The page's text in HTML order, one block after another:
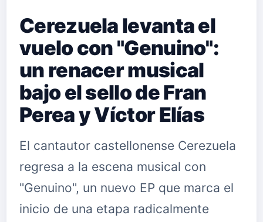
Cerezuela levanta el
vuelo con "Genuino":
un renacer musical
bajo el sello de Fran
Perea y Víctor Elías
El cantautor castellonense Cerezuela
regresa a la escena musical con
"Genuino", un nuevo EP que marca el
inicio de una etapa radicalmente